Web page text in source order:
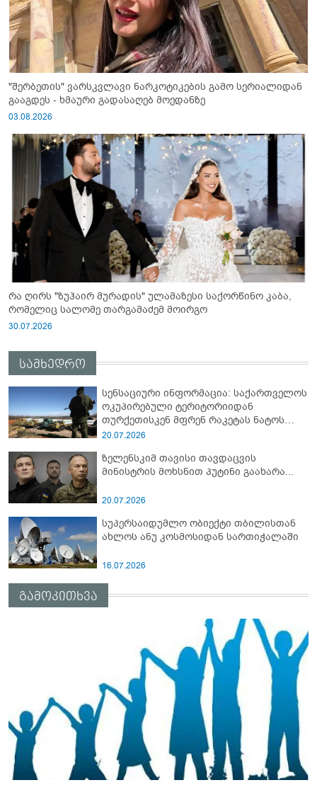
"შერბეთის" ვარსკვლავი ნარკოტიკების გამო სერიალიდან
გააგდეს - ხმაური გადასაღებ მოედანზე
03.08.2026
რა ღირს "ზუჰაირ მურადის" ულამაზესი საქორწინო კაბა,
რომელიც სალომე თარგამაძემ მოირგო
30.07.2026
სამხედრო
სენსაციური ინფორმაცია: საქართველოს
ოკუპირებული ტერიტორიიდან
თურქეთისკენ მფრენ რაკეტას ნატოს
სამიტი კინაღამ ჩაუშლია
20.07.2026
ზელენსკიმ თავისი თავდაცვის
მინისტრის მოხსნით პუტინი გაახარა...
20.07.2026
სუპერსაიდუმლო ობიექტი თბილისთან
ახლოს ანუ კოსმოსიდან სართიჭალაში
16.07.2026
გამოკითხვა